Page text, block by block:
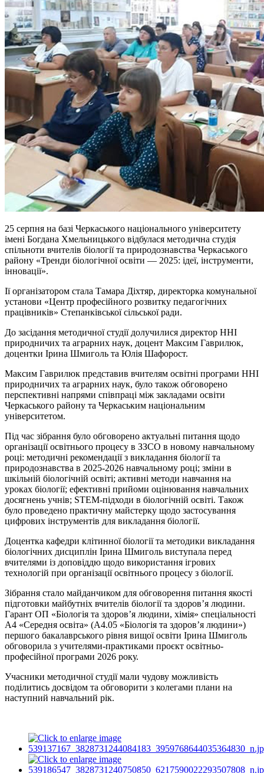
25 серпня на базі Черкаського національного університету
імені Богдана Хмельницького відбулася методична студія
спільноти вчителів біології та природознавства Черкаського
району «Тренди біологічної освіти — 2025: ідеї, інструменти,
інновації».
Ії організатором стала Тамара Діхтяр, директорка комунальної
установи «Центр професійного розвитку педагогічних
працівників» Степанківської сільської ради.
До засідання методичної студії долучилися директор ННІ
природничих та аграрних наук, доцент Максим Гаврилюк,
доцентки Ірина Шмиголь та Юлія Шафорост.
Максим Гаврилюк представив вчителям освітні програми ННІ
природничих та аграрних наук, було також обговорено
перспективні напрями співпраці між закладами освіти
Черкаського району та Черкаським національним
університетом.
Під час зібрання було обговорено актуальні питання щодо
організації освітнього процесу в ЗЗСО в новому навчальному
році: методичні рекомендації з викладання біології та
природознавства в 2025-2026 навчальному році; зміни в
шкільній біологічній освіті; активні методи навчання на
уроках біології; ефективні прийоми оцінювання навчальних
досягнень учнів; STEM-підходи в біологічній освіті. Також
було проведено практичну майстерку щодо застосування
цифрових інструментів для викладання біології.
Доцентка кафедри клітинної біології та методики викладання
біологічних дисциплін Ірина Шмиголь виступала перед
вчителями із доповіддю щодо використання ігрових
технологій при організації освітнього процесу з біології.
Зібрання стало майданчиком для обговорення питання якості
підготовки майбутніх вчителів біології та здоров’я людини.
Гарант ОП «Біологія та здоров’я людини, хімія» спеціальності
А4 «Середня освіта» (А4.05 «Біологія та здоров’я людини»)
першого бакалаврського рівня вищої освіти Ірина Шмиголь
обговорила з учителями-практиками проєкт освітньо-
професійної програми 2026 року.
Учасники методичної студії мали чудову можливість
поділитись досвідом та обговорити з колегами плани на
наступний навчальний рік.